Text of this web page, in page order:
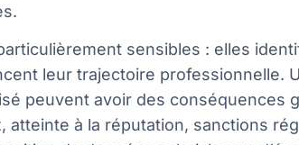
sensibles : elles
leur trajectoire professionnelle.
peuvent avoir des conséquences
atteinte à la réputation, sanctions